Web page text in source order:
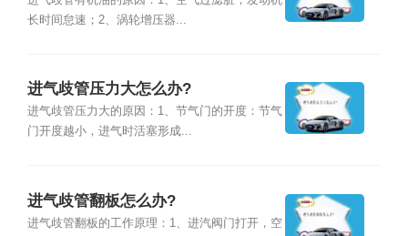
长时间怠速；2、涡轮增压器...
进气歧管压力大怎么办?
进气歧管压力大的原因：1、节气门的开度：节气
门开度越小，进气时活塞形成...
进气歧管翻板怎么办?
进气歧管翻板的工作原理：1、进汽阀门打开，空